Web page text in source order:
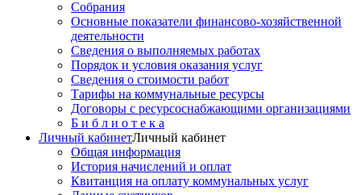
Собрания
Основные показатели финансово-хозяйственной
деятельности
Сведения о выполняемых работах
Порядок и условия оказания услуг
Сведения о стоимости работ
Тарифы на коммунальные ресурсы
Договоры c ресурсоснабжающими организациями
Б и б л и о т е к а
Личный кабинетЛичный кабинет
Общая информация
История начислений и оплат
Квитанция на оплату коммунальных услуг